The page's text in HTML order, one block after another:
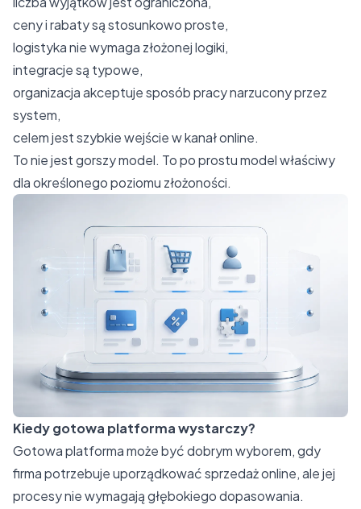
ceny i rabaty są stosunkowo proste,
logistyka nie wymaga złożonej logiki,
integracje są typowe,
organizacja akceptuje sposób pracy narzucony przez
system,
celem jest szybkie wejście w kanał online.
To nie jest gorszy model. To po prostu model właściwy
dla określonego poziomu złożoności.
Kiedy gotowa platforma wystarczy?
Gotowa platforma może być dobrym wyborem, gdy
firma potrzebuje uporządkować sprzedaż online, ale jej
procesy nie wymagają głębokiego dopasowania.